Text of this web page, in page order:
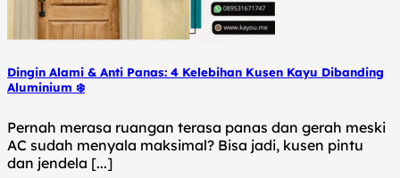
Dingin Alami & Anti Panas: 4 Kelebihan Kusen Kayu Dibanding
Aluminium ❄️
Pernah merasa ruangan terasa panas dan gerah meski
AC sudah menyala maksimal? Bisa jadi, kusen pintu
dan jendela [...]